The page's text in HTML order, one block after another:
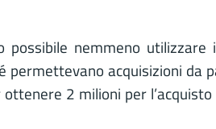
nemmeno utilizzare
permettevano acquisizioni da
2 milioni per